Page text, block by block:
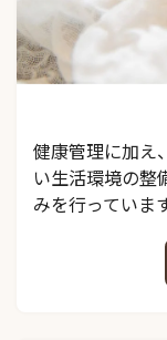
健康管理に加え
い生活環境の整
みを行っています